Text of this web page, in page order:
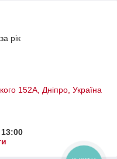
рік
152А, Дніпро, Україна